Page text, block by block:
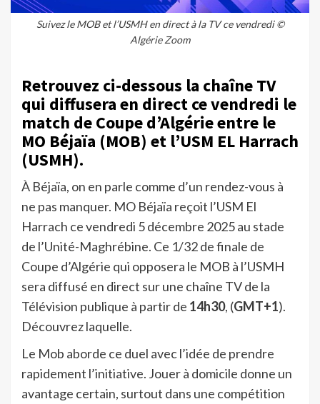
Suivez le MOB et l’USMH en direct à la TV ce vendredi ©
Algérie Zoom
Retrouvez ci-dessous la chaîne TV
qui diffusera en direct ce vendredi le
match de Coupe d’Algérie entre le
MO Béjaïa (MOB) et l’USM EL Harrach
(USMH).
À Béjaïa, on en parle comme d’un rendez-vous à
ne pas manquer. MO Béjaïa reçoit l’USM El
Harrach ce vendredi 5 décembre 2025 au stade
de l’Unité-Maghrébine. Ce 1/32 de finale de
Coupe d’Algérie qui opposera le MOB à l’USMH
sera diffusé en direct sur une chaîne TV de la
Télévision publique à partir de 14h30, (GMT+1).
Découvrez laquelle.
Le Mob aborde ce duel avec l’idée de prendre
rapidement l’initiative. Jouer à domicile donne un
avantage certain, surtout dans une compétition